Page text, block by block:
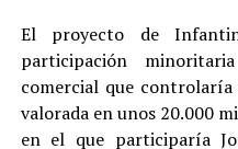
El proyecto de
participación
comercial que
valorada en unos 20.000
en el que participaría